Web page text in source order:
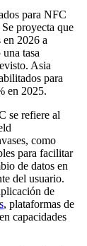
para NFC
proyecta que
2026 a
tasa
Asia
para
en 2025.
se refiere al
como
para facilitar
de datos en
del usuario.
de
, plataformas de
capacidades